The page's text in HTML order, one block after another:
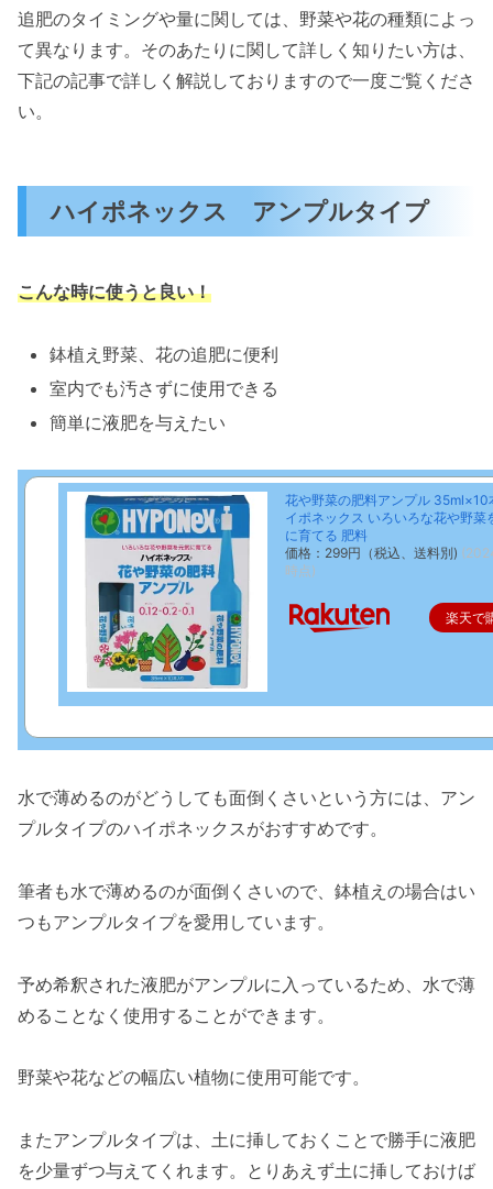
追肥のタイミングや量に関しては、野菜や花の種類によっ
て異なります。そのあたりに関して詳しく知りたい方は、
下記の記事で詳しく解説しておりますので一度ご覧くださ
い。
ハイポネックス アンプルタイプ
こんな時に使うと良い！
鉢植え野菜、花の追肥に便利
室内でも汚さずに使用できる
簡単に液肥を与えたい
花や野菜の肥料アンプル 35ml×10
イポネックス いろいろな花や野菜
に育てる 肥料
価格：299円（税込、送料別)
時点)
楽天で
水で薄めるのがどうしても面倒くさいという方には、アン
プルタイプのハイポネックスがおすすめです。
筆者も水で薄めるのが面倒くさいので、鉢植えの場合はい
つもアンプルタイプを愛用しています。
予め希釈された液肥がアンプルに入っているため、水で薄
めることなく使用することができます。
野菜や花などの幅広い植物に使用可能です。
またアンプルタイプは、土に挿しておくことで勝手に液肥
を少量ずつ与えてくれます。とりあえず土に挿しておけば